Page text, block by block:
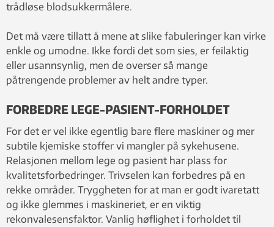
trådløse blodsukkermålere.
Det må være tillatt å mene at slike fabuleringer kan virke
enkle og umodne. Ikke fordi det som sies, er feilaktig
eller usannsynlig, men de overser så mange
påtrengende problemer av helt andre typer.
FORBEDRE LEGE-PASIENT-FORHOLDET
For det er vel ikke egentlig bare flere maskiner og mer
subtile kjemiske stoffer vi mangler på sykehusene.
Relasjonen mellom lege og pasient har plass for
kvalitetsforbedringer. Trivselen kan forbedres på en
rekke områder. Tryggheten for at man er godt ivaretatt
og ikke glemmes i maskineriet, er en viktig
rekonvalesensfaktor. Vanlig høflighet i forholdet til